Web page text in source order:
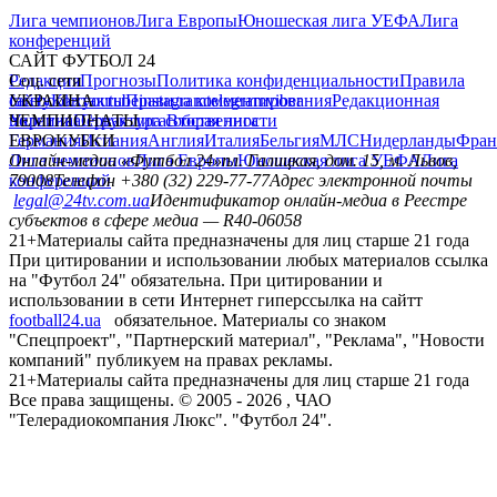
Лига чемпионовЛига ЕвропыЮношеская лига УЕФАЛига
конференций
САЙТ ФУТБОЛ 24
РедакцияПрогнозыПолитика конфиденциальностиПравила
сайтуКонтактыПравила комментированияРедакционная
политикаСтруктура собственности
Соц. сети
facebookxyoutubeinstagramtelegramviber
УКРАИНА
УкраинаПервая лигаВторая лига
ЧЕМПИОНАТЫ
ГерманияИспанияАнглияИталияБельгияМЛСНидерланды
ЕВРОКУБКИ
Лига чемпионовЛига ЕвропыЮношеская лига УЕФАЛига
конференций
Онлайн-медиа «Футбол 24»пл. Галицкая, дом. 15, м. Львов,
79008Телефон +380 (32) 229-77-77Адрес электронной почты
legal@24tv.com.uaИдентификатор онлайн-медиа в Реестре
субъектов в сфере медиа — R40-06058
21+Материалы сайта предназначены для лиц старше 21 года
При цитировании и использовании любых материалов ссылка
на "Футбол 24" обязательна. При цитировании и
использовании в сети Интернет гиперссылка на сайтт
football24.ua
обязательное. Материалы со знаком
"Спецпроект", "Партнерский материал", "Реклама", "Новости
компаний" публикуем на правах рекламы.
21+Материалы сайта предназначены для лиц старше 21 года
Все права защищены. © 2005 - 2026 , ЧАО
"Телерадиокомпания Люкс". "Футбол 24".